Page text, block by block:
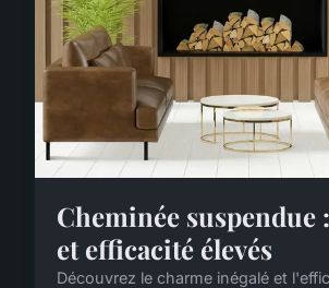
Cheminée suspendue
et efficacité élevés
Découvrez le charme inégalé et